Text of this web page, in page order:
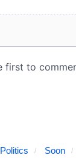
Politics Soon